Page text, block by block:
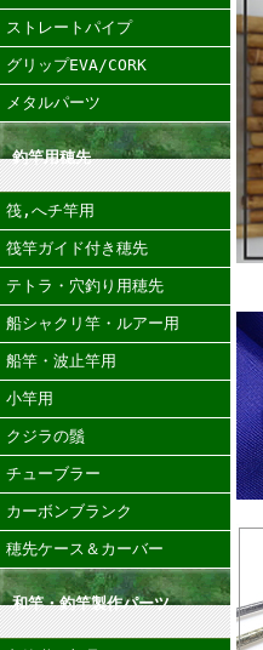
ストレートパイプ
グリップEVA/CORK
メタルパーツ
釣竿用穂先
筏,へチ竿用
筏竿ガイド付き穂先
テトラ・穴釣り用穂先
船シャクリ竿・ルアー用
船竿・波止竿用
小竿用
クジラの鬚
チューブラー
カーボンブランク
穂先ケース＆カーバー
和竿・釣竿製作パーツ